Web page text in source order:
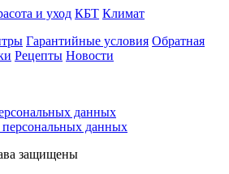
и уход КБТ Климат
Гарантийные условия Обратная
Рецепты Новости
данных
персональных данных
защищены